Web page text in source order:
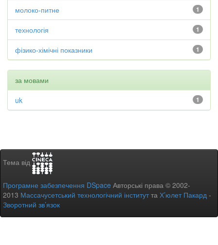
1
молоко-питне
1
технологія
1
фізико-хімічні показники
за мовами
1
uk
Тема від
Програмне забезпечення DSpace Авторські права © 2002-
2013 Массачусетський технологічний інститутта Х’юлет Пакард -
Зворотний зв’язок